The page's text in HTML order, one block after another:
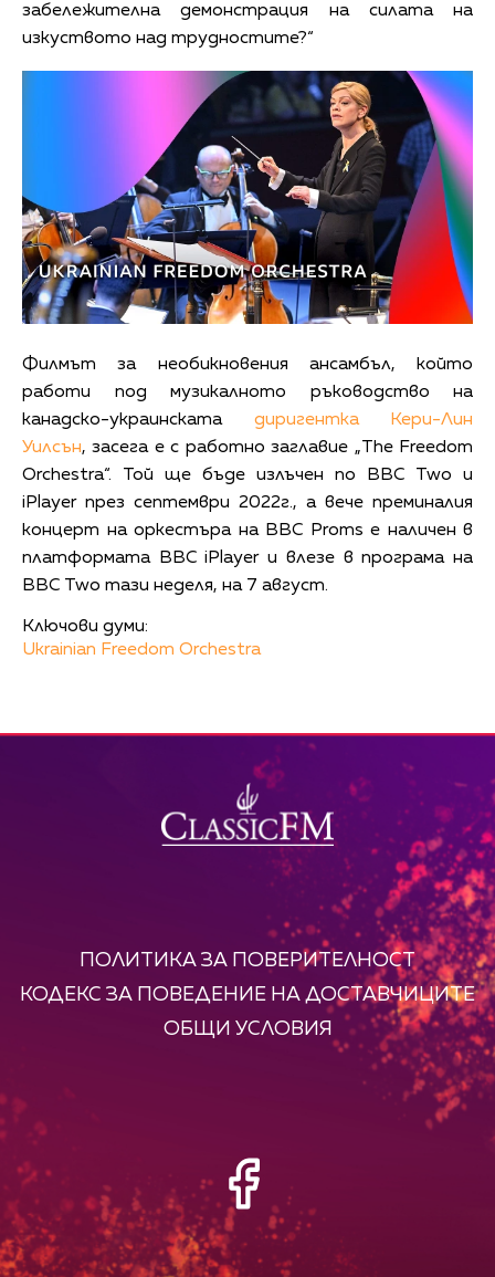
забележителна демонстрация на силата на
изкуството над трудностите?“
Филмът за необикновения ансамбъл, който
работи под музикалното ръководство на
канадско-украинската диригентка Кери-Лин
Уилсън, засега е с работно заглавие „The Freedom
Orchestra“. Той ще бъде излъчен по BBC Two и
iPlayer през септември 2022г., а вече преминалия
концерт на оркестъра на BBC Proms е наличен в
платформата BBC iPlayer и влезе в програма на
BBC Two тази неделя, на 7 август.
Ключови думи:
Ukrainian Freedom Orchestra
ПОЛИТИКА ЗА ПОВЕРИТЕЛНОСТ
КОДЕКС ЗА ПОВЕДЕНИЕ НА ДОСТАВЧИЦИТЕ
ОБЩИ УСЛОВИЯ